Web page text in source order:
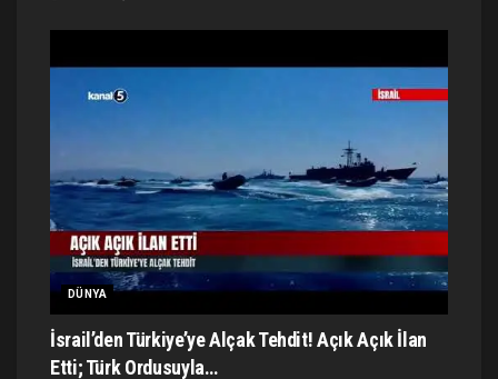
DÜNYA
İsrail’den Türkiye’ye Alçak Tehdit! Açık Açık İlan
Etti; Türk Ordusuyla…